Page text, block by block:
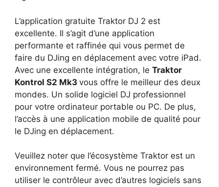
L’application gratuite Traktor DJ 2 est
excellente. Il s’agit d’une application
performante et raffinée qui vous permet de
faire du DJing en déplacement avec votre iPad.
Avec une excellente intégration, le Traktor
Kontrol S2 Mk3 vous offre le meilleur des deux
mondes. Un solide logiciel DJ professionnel
pour votre ordinateur portable ou PC. De plus,
l’accès à une application mobile de qualité pour
le DJing en déplacement.
Veuillez noter que l’écosystème Traktor est un
environnement fermé. Vous ne pourrez pas
utiliser le contrôleur avec d’autres logiciels sans